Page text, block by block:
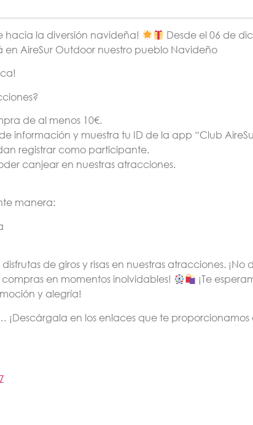
hacia la diversión navideña!
Desde el 06 de
AireSur Outdoor nuestro pueblo Navideño
de al menos 10€.
información y muestra tu ID de la app “Club
registrar como participante.
canjear en nuestras atracciones.
manera:
de giros y risas en nuestras atracciones. ¡No
en momentos inolvidables!
¡Te
y alegría!
¡Descárgala en los enlaces que te proporcionamos